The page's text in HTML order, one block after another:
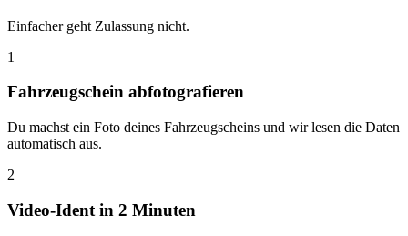
Einfacher geht Zulassung nicht.
1
Fahrzeugschein abfotografieren
Du machst ein Foto deines Fahrzeugscheins und wir lesen die Daten
automatisch aus.
2
Video-Ident in 2 Minuten